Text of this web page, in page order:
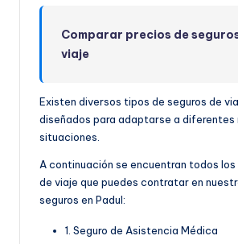
Comparar precios de
viaje
Existen diversos tipos de seguros de
diseñados para adaptarse a diferentes
situaciones.
A continuación se encuentran todos
de viaje que puedes contratar en
seguros en Padul:
1. Seguro de Asistencia Médica